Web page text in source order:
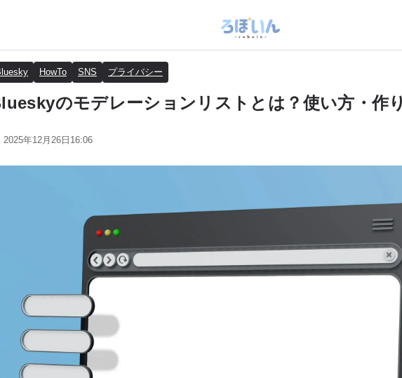
HowTo SNS プライバシー
のモデレーションリストとは？使い方・作
2025年12月26日16:06